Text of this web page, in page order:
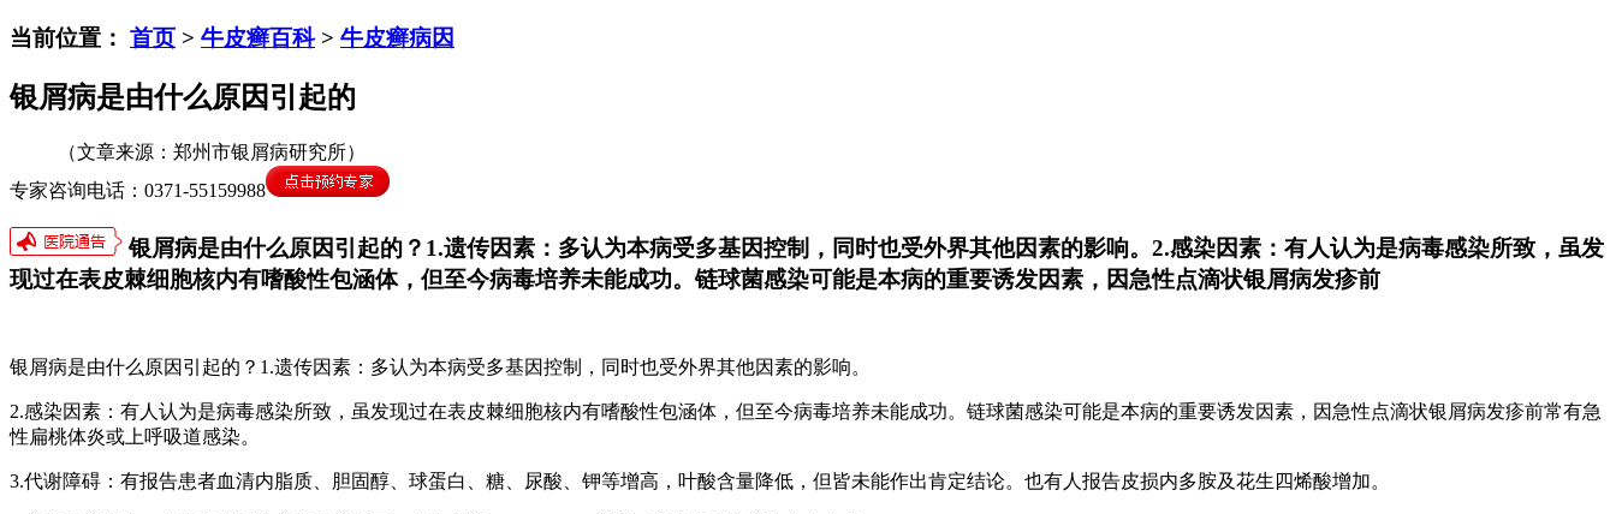
当前位置： 首页 > 牛皮癣百科> 牛皮癣病因
银屑病是由什么原因引起的
（文章来源：郑州市银屑病研究所）
专家咨询电话：0371-55159988
银屑病是由什么原因引起的？1.遗传因素：多认为本病受多基因控制，同时也受外界其他因素的影响。2.感染因素：有人认为是病毒感染所致，虽发
现过在表皮棘细胞核内有嗜酸性包涵体，但至今病毒培养未能成功。链球菌感染可能是本病的重要诱发因素，因急性点滴状银屑病发疹前
银屑病是由什么原因引起的？1.遗传因素：多认为本病受多基因控制，同时也受外界其他因素的影响。
2.感染因素：有人认为是病毒感染所致，虽发现过在表皮棘细胞核内有嗜酸性包涵体，但至今病毒培养未能成功。链球菌感染可能是本病的重要诱发因素，因急性点滴状银屑病发疹前常有急
性扁桃体炎或上呼吸道感染。
3.代谢障碍：有报告患者血清内脂质、胆固醇、球蛋白、糖、尿酸、钾等增高，叶酸含量降低，但皆未能作出肯定结论。也有人报告皮损内多胺及花生四烯酸增加。